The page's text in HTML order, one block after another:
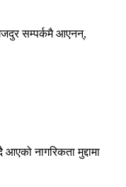
सम्पर्कमै आएनन्,
नागरिकता मुद्दामा